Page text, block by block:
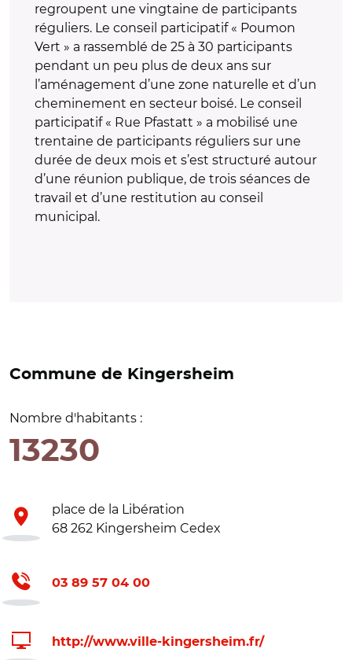
regroupent une vingtaine de participants
réguliers. Le conseil participatif « Poumon
Vert » a rassemblé de 25 à 30 participants
pendant un peu plus de deux ans sur
l’aménagement d’une zone naturelle et d’un
cheminement en secteur boisé. Le conseil
participatif « Rue Pfastatt » a mobilisé une
trentaine de participants réguliers sur une
durée de deux mois et s’est structuré autour
d’une réunion publique, de trois séances de
travail et d’une restitution au conseil
municipal.
Commune de Kingersheim
Nombre d'habitants :
13230
place de la Libération
68 262 Kingersheim Cedex
03 89 57 04 00
http://www.ville-kingersheim.fr/